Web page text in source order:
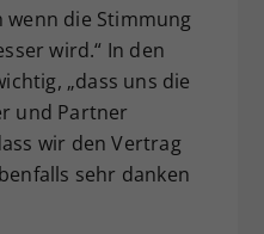
wenn die Stimmung
wird.“ In den
„dass uns die
und Partner
wir den Vertrag
sehr danken